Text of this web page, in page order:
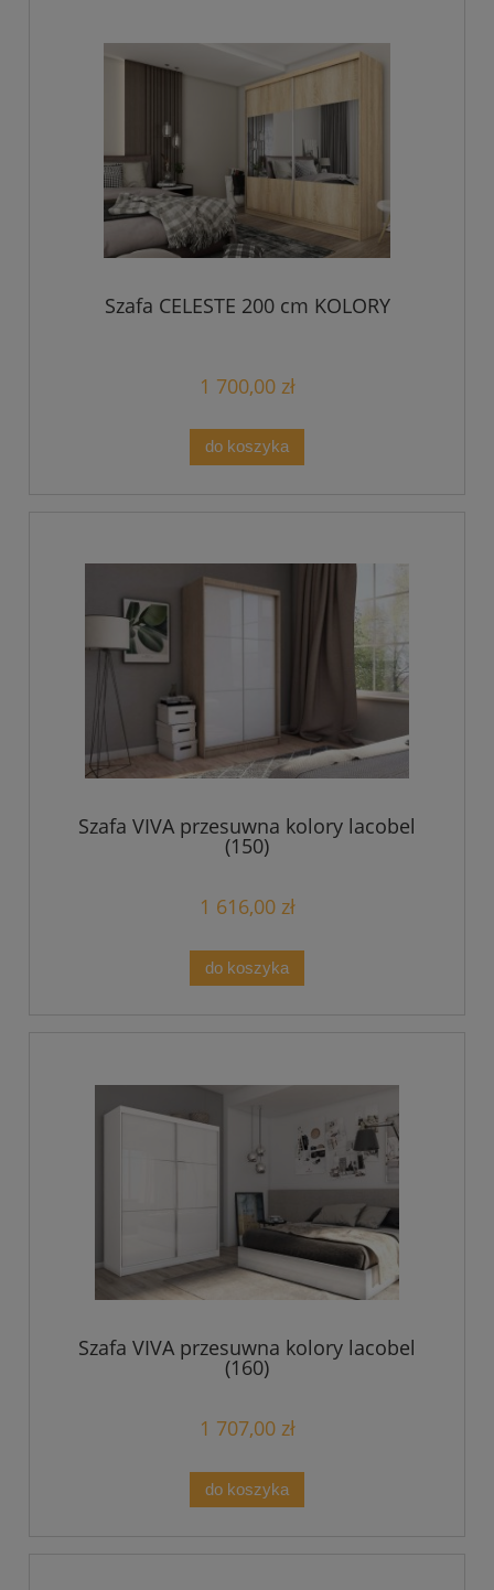
Szafa CELESTE 200 cm KOLORY
1 700,00 zł
do koszyka
Szafa VIVA przesuwna kolory lacobel
(150)
1 616,00 zł
do koszyka
Szafa VIVA przesuwna kolory lacobel
(160)
1 707,00 zł
do koszyka